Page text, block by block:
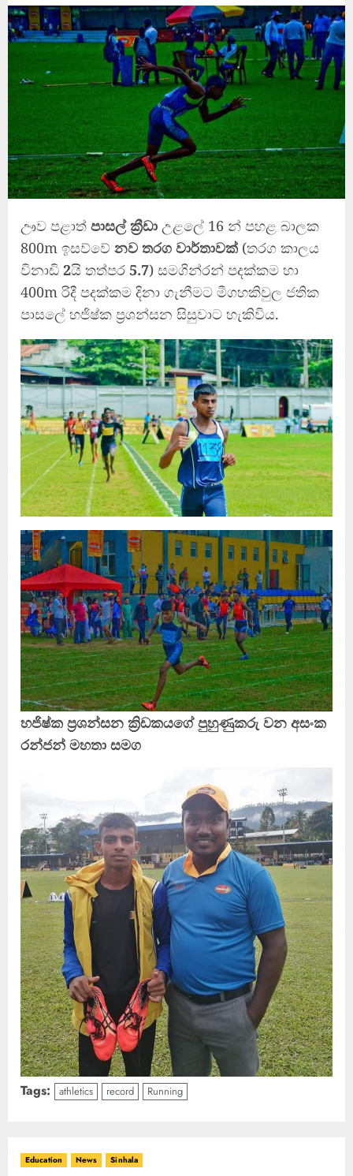
ඌව පළාත් පාසල් ක්‍රීඩා උළලේ 16 න් පහළ බාලක
800m ඉසව්වේ නව තරග වාර්තාවක් (තරග කාලය
විනාඩි 2යි තත්පර 5.7) සමගින්රන් පදක්කම හා
400m රිදී පදක්කම දිනා ගැනීමට මීගහකිවුල ජතික
පාසලේ හජිෂ්ක ප්‍රශන්සන සිසුවාට හැකිවිය.
හජිෂ්ක ප්‍රශන්සන ක්‍රිඩකයගේ පුහුණුකරු වන අසංක
රන්ජන් මහතා සමග
Tags: athletics record Running
Education News Sinhala